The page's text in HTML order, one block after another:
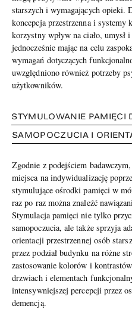
starszych i wymagających opieki.
koncepcja przestrzenna i
korzystny wpływ na ciało, umysł
jednocześnie mając na celu
wymagań dotyczących
uwzględniono również potrzeby
użytkowników.
STYMULOWANIE PAMIĘCI
SAMOPOCZUCIA I
Zgodnie z podejściem
miejsca na indywidualizację
stymulujące ośrodki pamięci w
raz po raz można znaleźć
Stymulacja pamięci nie tylko
samopoczucia, ale także sprzyja
orientacji przestrzennej osób
przez podział budynku na różne
zastosowanie kolorów i
drzwiach i elementach
intensywniejszej percepcji przez
demencją.